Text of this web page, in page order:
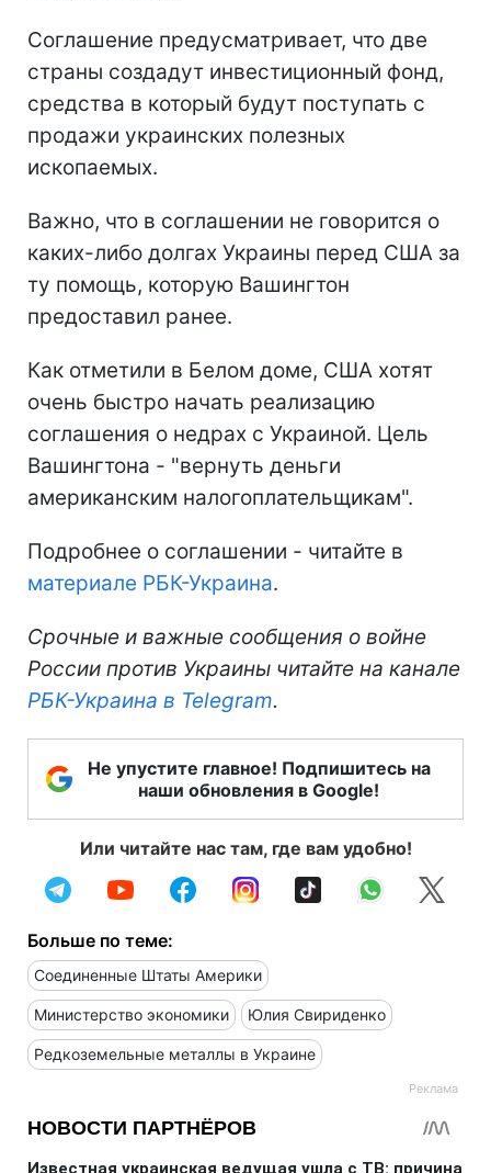
Соглашение предусматривает, что две
страны создадут инвестиционный фонд,
средства в который будут поступать с
продажи украинских полезных
ископаемых.
Важно, что в соглашении не говорится о
каких-либо долгах Украины перед США за
ту помощь, которую Вашингтон
предоставил ранее.
Как отметили в Белом доме, США хотят
очень быстро начать реализацию
соглашения о недрах с Украиной. Цель
Вашингтона - "вернуть деньги
американским налогоплательщикам".
Подробнее о соглашении - читайте в
материале РБК-Украина.
Срочные и важные сообщения о войне
России против Украины читайте на канале
РБК-Украина в Telegram.
Не упустите главное! Подпишитесь на
наши обновления в Google!
Или читайте нас там, где вам удобно!
Больше по теме:
Соединенные Штаты Америки
Министерство экономики Юлия Свириденко
Редкоземельные металлы в Украине